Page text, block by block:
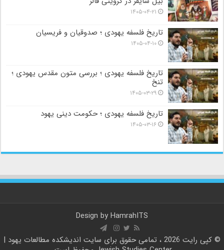
۱۴۰۵-۰۴-۲۱
تاریخ فلسفه یهودی ؛ صدوقیان و فریسیان
۱۴۰۵-۰۴-۱۰
تاریخ فلسفه یهودی ؛ بررسی متون مقدس یهودی ؛
تنخ
۱۴۰۵-۰۳-۲۹
تاریخ فلسفه یهودی ؛ حکومت دینی یهود
۱۴۰۵-۰۳-۱۶
Design by HamrahITS
© کپی رایت 2026 ، تمامی حقوق برای سایت
اندیشکده مطالعات یهود |